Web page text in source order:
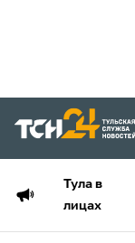
Тула в
лицах